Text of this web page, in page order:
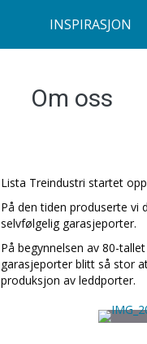
INSPIRASJON
Om oss
Lista Treindustri startet
På den tiden produserte vi
selvfølgelig garasjeporter.
På begynnelsen av 80-
garasjeporter blitt så stor
produksjon av leddporter.